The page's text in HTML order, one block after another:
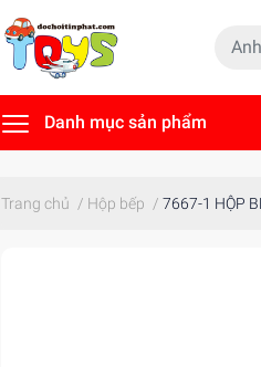
Danh mục sản phẩm
Trang chủ / Hộp bếp / 7667-1 HỘP